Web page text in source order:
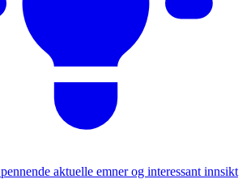
aktuelle emner og interessant innsikt